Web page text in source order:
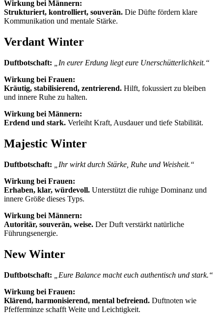
Wirkung bei Männern:
Strukturiert, kontrolliert, souverän. Die Düfte fördern klare
Kommunikation und mentale Stärke.
Verdant Winter
Duftbotschaft:
„In eurer Erdung liegt eure Unerschütterlichkeit.“
Wirkung bei Frauen:
Kräutig, stabilisierend, zentrierend. Hilft, fokussiert zu bleiben
und innere Ruhe zu halten.
Wirkung bei Männern:
Erdend und stark. Verleiht Kraft, Ausdauer und tiefe Stabilität.
Majestic Winter
Duftbotschaft:
„Ihr wirkt durch Stärke, Ruhe und Weisheit.“
Wirkung bei Frauen:
Erhaben, klar, würdevoll. Unterstützt die ruhige Dominanz und
innere Größe dieses Typs.
Wirkung bei Männern:
Autoritär, souverän, weise. Der Duft verstärkt natürliche
Führungsenergie.
New Winter
Duftbotschaft:
„Eure Balance macht euch authentisch und stark.“
Wirkung bei Frauen:
Klärend, harmonisierend, mental befreiend. Duftnoten wie
Pfefferminze schafft Weite und Leichtigkeit.